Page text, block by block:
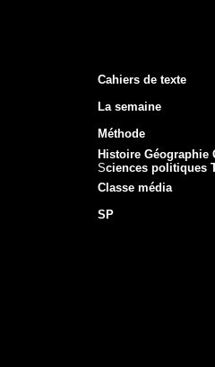
Cahiers de texte
La semaine
Méthode
Histoire Géographie
Sciences politiques
Classe média
SP